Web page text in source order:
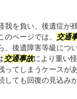
我を負い、後遺症が
のページでは、 交通
、後遺障害等級につ
交通事故により重い
ってしまうケースが
しても回復の見込み